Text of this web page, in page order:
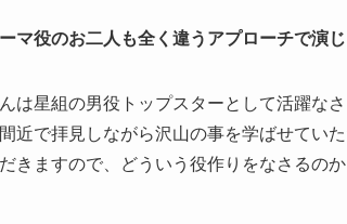
役のお二人も全く違うアプローチで演じ
は星組の男役トップスターとして活躍な
近で拝見しながら沢山の事を学ばせていた
きますので、どういう役作りをなさるの